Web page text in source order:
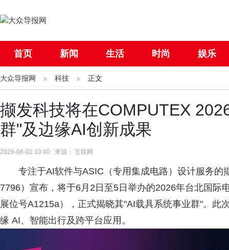
首页 新闻 生活 时尚 娱乐
社会 国际
大众导报网 科技 正文
撷发科技将在COMPUTEX
群"及边缘AI创新成果
2026-06-02 10:40 来源： 互联网
专注于AI软件与ASIC（专用集成电路）设计服务的
7796）宣布，将于6月2日至5日举办的2026年台北国际
展位号A1215a），正式揭晓其"AI载具系统事业群"。此
缘 AI、智能出行及跨平台应用。